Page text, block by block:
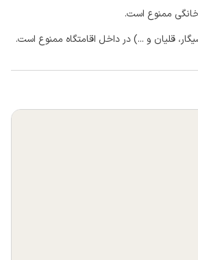
ممنوع است.
قلیان و ...) در داخل اقامتگاه ممنوع است.